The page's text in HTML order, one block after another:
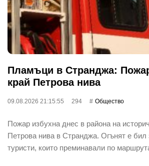
Пламъци в Странджа:
край Петрова нива
09.08.2026 21:15:55 294 Общество
Пожар избухна днес в района на
Петрова нива в Странджа. Огънят е бил
туристи, които преминавали по